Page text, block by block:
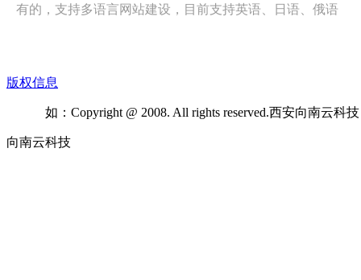
有的，支持多语言网站建设，目前支持英语、日语、俄语
版权信息
如：Copyright @ 2008. All rights reserved.西安向南云科
向南云科技